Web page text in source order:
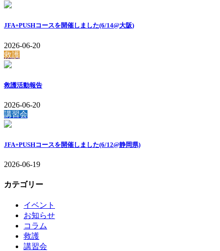
JFA+PUSHコースを開催しました(6/14@大阪)
2026-06-20
救護
救護活動報告
2026-06-20
講習会
JFA+PUSHコースを開催しました(6/12@静岡県)
2026-06-19
カテゴリー
イベント
お知らせ
コラム
救護
講習会